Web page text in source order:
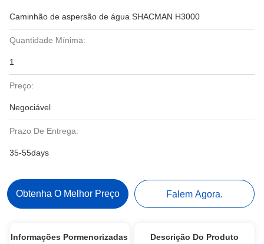
Caminhão de aspersão de água SHACMAN H3000
Quantidade Mínima:
1
Preço:
Negociável
Prazo De Entrega:
35-55days
Obtenha O Melhor Preço Falem Agora.
Informações Pormenorizadas Descrição Do Produto